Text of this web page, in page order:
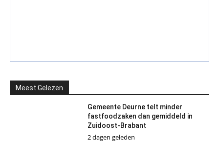
Meest Gelezen
Gemeente Deurne telt minder
fastfoodzaken dan gemiddeld in
Zuidoost-Brabant
2 dagen geleden